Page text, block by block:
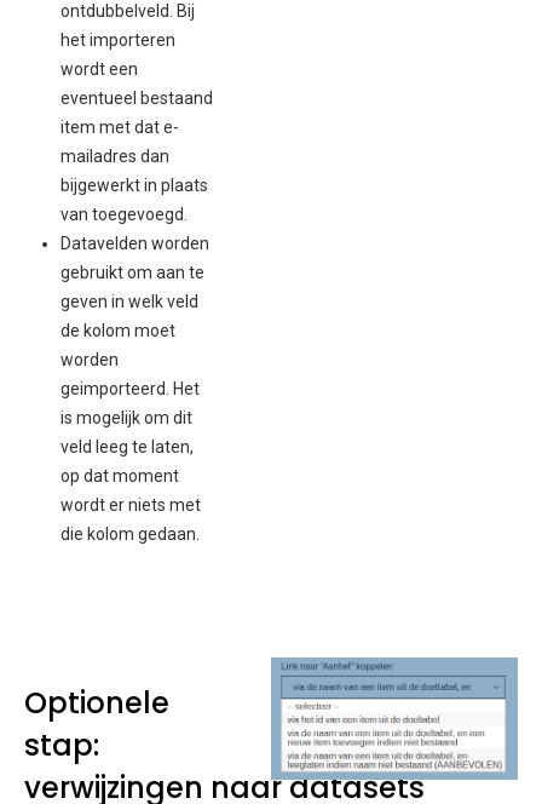
ontdubbelveld. Bij
het importeren
wordt een
eventueel bestaand
item met dat e-
mailadres dan
bijgewerkt in plaats
van toegevoegd.
Datavelden worden
gebruikt om aan te
geven in welk veld
de kolom moet
worden
geimporteerd. Het
is mogelijk om dit
veld leeg te laten,
op dat moment
wordt er niets met
die kolom gedaan.
Optionele
stap:
verwijzingen naar datasets